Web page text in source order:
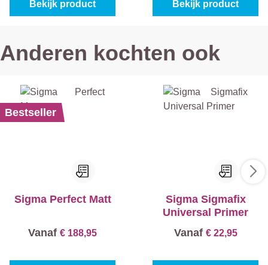
Bekijk product Bekijk product
Anderen kochten ook
Bestseller
Sigma Perfect Matt
Vanaf € 188,95
Sigma Sigmafix
Universal Primer
Vanaf € 22,95